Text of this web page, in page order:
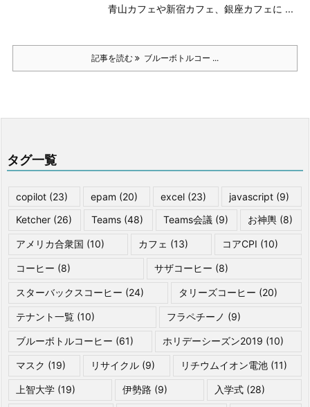
青山カフェや新宿カフェ、銀座カフェに ...
記事を読む ブルーボトルコー ...
タグ一覧
copilot (23) epam (20) excel (23) javascript (9)
Ketcher (26) Teams (48) Teams会議 (9) お神輿(8)
アメリカ合衆国 (10) カフェ (13) コアCPI (10)
コーヒー (8) サザコーヒー (8)
スターバックスコーヒー (24) タリーズコーヒー (20)
テナント一覧 (10) フラペチーノ (9)
ブルーボトルコーヒー (61) ホリデーシーズン2019 (10)
マスク (19) リサイクル (9) リチウムイオン電池(11)
上智大学 (19) 伊勢路 (9) 入学式 (28)